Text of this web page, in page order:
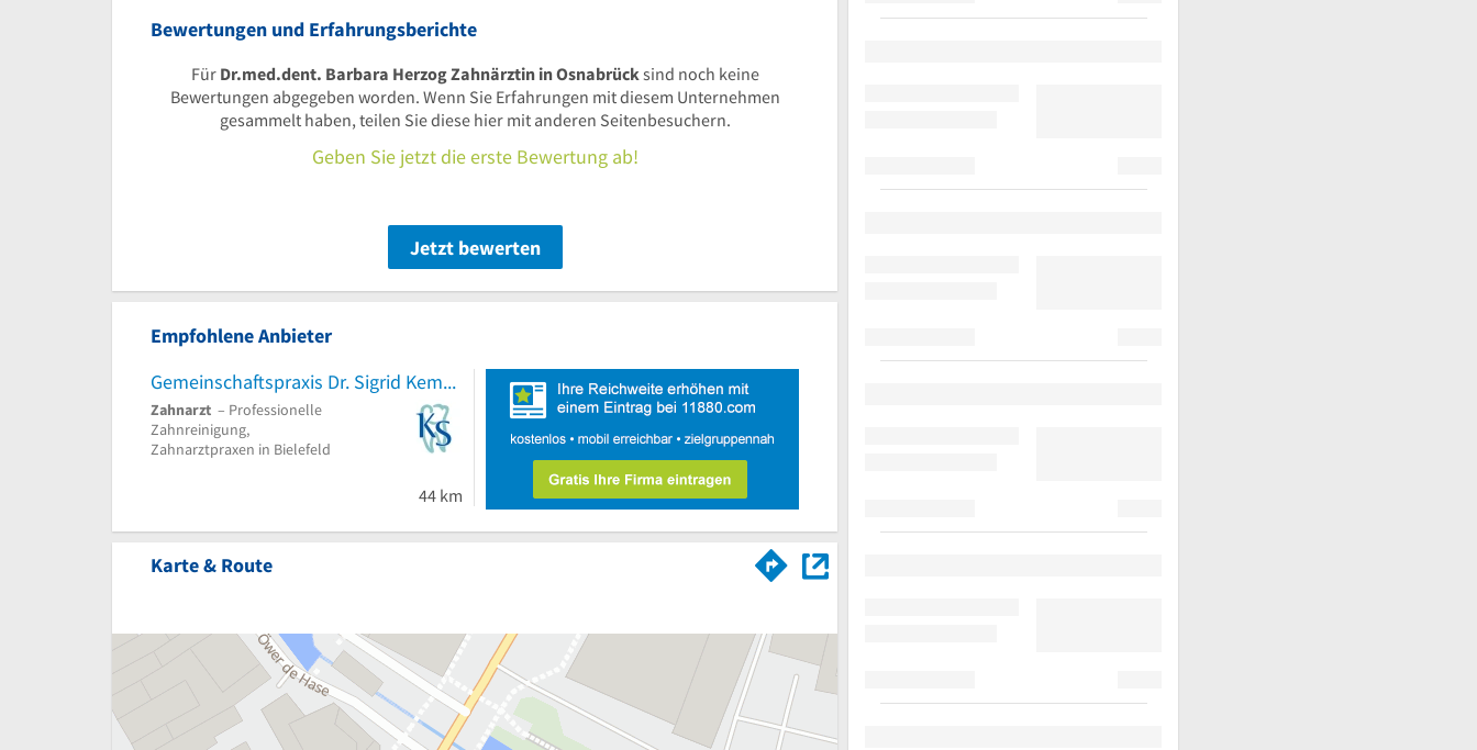
Bewertungen und Erfahrungsberichte
Für Dr.med.dent. Barbara Herzog Zahnärztin in Osnabrück sind noch keine
Bewertungen abgegeben worden. Wenn Sie Erfahrungen mit diesem Unternehmen
gesammelt haben, teilen Sie diese hier mit anderen Seitenbesuchern.
Geben Sie jetzt die erste Bewertung ab!
Jetzt bewerten
Empfohlene Anbieter
Gemeinschaftspraxis Dr. Sigrid Kemper und J. Carsten Sturhann
Zahnarzt – Professionelle
Zahnreinigung,
Zahnarztpraxen in Bielefeld
44 km
Karte & Route